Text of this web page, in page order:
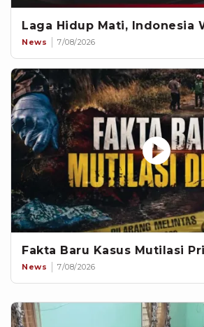
Laga Hidup Mati, Indonesia
News 7/08/2026
Fakta Baru Kasus Mutilasi
News 7/08/2026